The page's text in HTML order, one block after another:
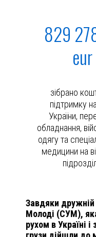
829
eur
зібрано
підтримку
України,
обладнання,
одягу та
медицини на
Завдяки дружній
Молоді (СУМ),
рухом в Україні і